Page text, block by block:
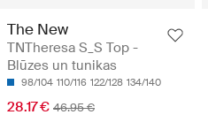
The New
TNTheresa S_S Top -
Blūzes un tunikas
98/104 110/116 122/128 134/140
28.17 € 46.95 €